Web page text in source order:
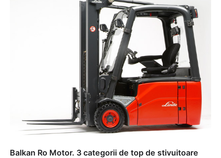
Balkan Ro Motor. 3 categorii de top de stivuitoare